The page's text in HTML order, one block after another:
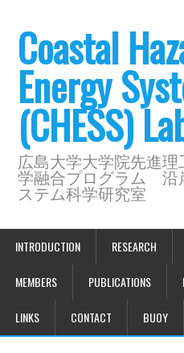
Coastal
Energy
(CHESS)
広島大学大学院先進
学融合プログラム 沿
ステム科学研究室
INTRODUCTION RESEARCH
MEMBERS PUBLICATIONS
LINKS CONTACT BUOY